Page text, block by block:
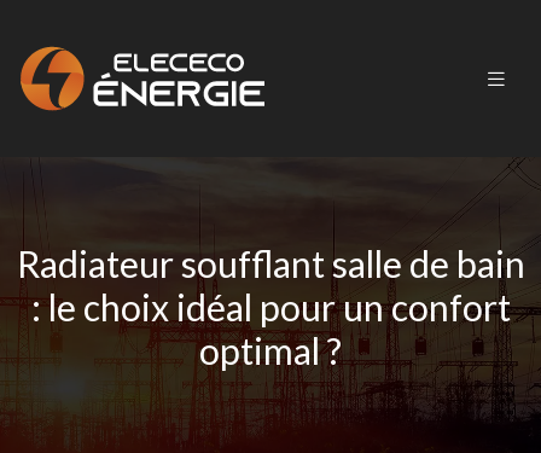
Radiateur soufflant salle de bain
: le choix idéal pour un confort
optimal ?